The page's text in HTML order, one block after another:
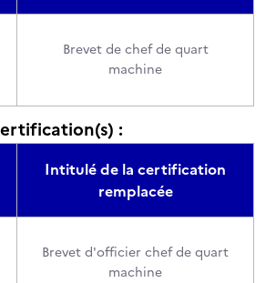
Brevet de chef de quart
machine
:
Intitulé de la certification
remplacée
Brevet d'officier chef de quart
machine